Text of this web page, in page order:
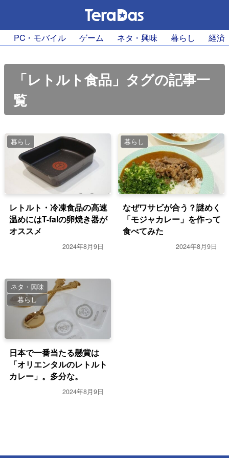
PC・モバイル ゲーム ネタ・興味 暮らし 経済
「レトルト食品」タグの記事一
覧
暮らし
レトルト・冷凍食品の高速
温めにはT-falの卵焼き器が
オススメ
2024年8月9日
暮らし
なぜワサビが合う？謎めく
「モジャカレー」を作って
食べてみた
2024年8月9日
ネタ・興味
暮らし
日本で一番当たる懸賞は
「オリエンタルのレトルト
カレー」。多分な。
2024年8月9日